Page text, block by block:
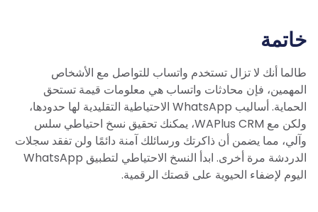
خاتمة
طالما أنك لا تزال تستخدم واتساب للتواصل مع الأشخاص
المهمين، فإن محادثات واتساب هي معلومات قيمة تستحق
الحماية. أساليب WhatsApp الاحتياطية التقليدية لها حدودها،
ولكن مع WAPlus CRM، يمكنك تحقيق نسخ احتياطي سلس
وآلي، مما يضمن أن ذاكرتك ورسائلك آمنة دائمًا ولن تفقد سجلات
الدردشة مرة أخرى. ابدأ النسخ الاحتياطي لتطبيق WhatsApp
اليوم لإضفاء الحيوية على قصتك الرقمية.